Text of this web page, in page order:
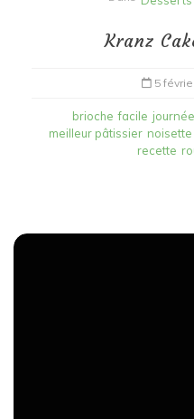
Kranz
5
brioche facile
meilleur pâtissier noisette
recette